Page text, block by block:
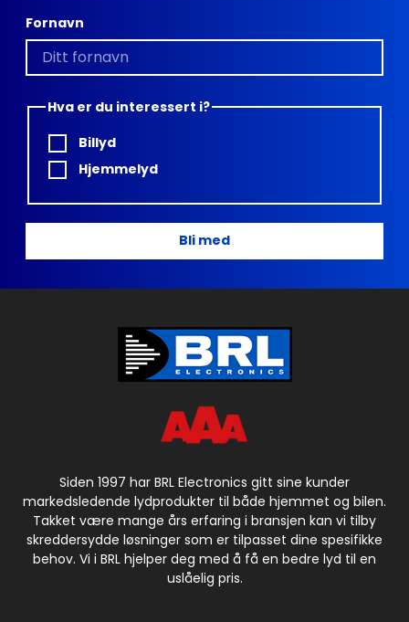
Fornavn
Hva er du interessert i?
Billyd
Hjemmelyd
Bli med
Siden 1997 har BRL Electronics gitt sine kunder
markedsledende lydprodukter til både hjemmet og bilen.
Takket være mange års erfaring i bransjen kan vi tilby
skreddersydde løsninger som er tilpasset dine spesifikke
behov. Vi i BRL hjelper deg med å få en bedre lyd til en
uslåelig pris.